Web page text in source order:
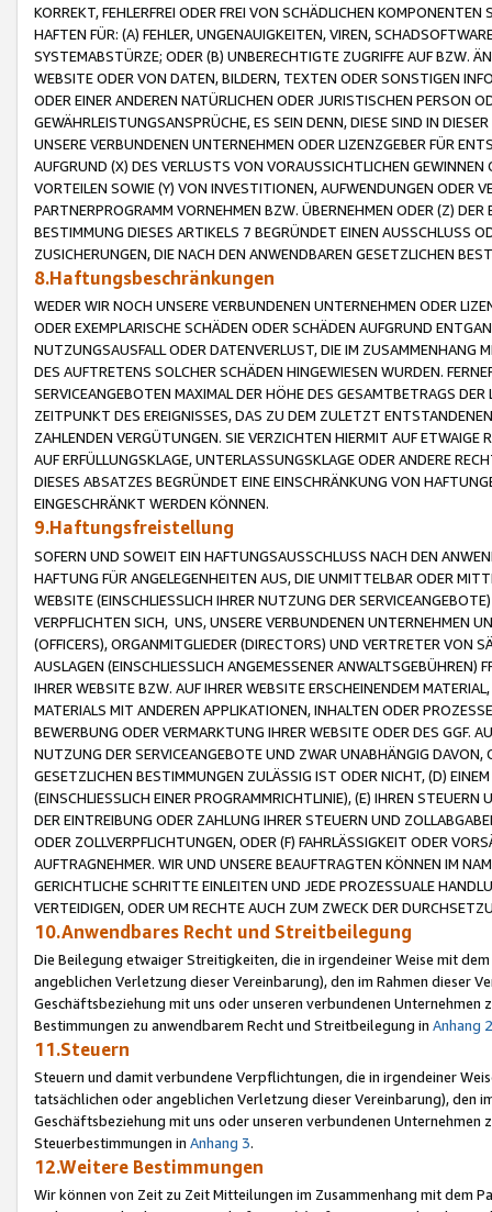
KORREKT, FEHLERFREI ODER FREI VON SCHÄDLICHEN
HAFTEN FÜR: (A) FEHLER, UNGENAUIGKEITEN, VIREN,
SYSTEMABSTÜRZE; ODER (B) UNBERECHTIGTE ZUGRIFFE AUF BZW.
WEBSITE ODER VON DATEN, BILDERN, TEXTEN ODER SONSTIGEN
ODER EINER ANDEREN NATÜRLICHEN ODER JURISTISCHEN PERSON
GEWÄHRLEISTUNGSANSPRÜCHE, ES SEIN DENN, DIESE SIND IN
UNSERE VERBUNDENEN UNTERNEHMEN ODER LIZENZGEBER FÜR
AUFGRUND (X) DES VERLUSTS VON VORAUSSICHTLICHEN
VORTEILEN SOWIE (Y) VON INVESTITIONEN, AUFWENDUNGEN ODER
PARTNERPROGRAMM VORNEHMEN BZW. ÜBERNEHMEN ODER (Z)
BESTIMMUNG DIESES ARTIKELS 7 BEGRÜNDET EINEN AUSSCHLUSS
ZUSICHERUNGEN, DIE NACH DEN ANWENDBAREN GESETZLICHEN
8.Haftungsbeschränkungen
WEDER WIR NOCH UNSERE VERBUNDENEN UNTERNEHMEN ODER
ODER EXEMPLARISCHE SCHÄDEN ODER SCHÄDEN AUFGRUND
NUTZUNGSAUSFALL ODER DATENVERLUST, DIE IM ZUSAMMENHANG
DES AUFTRETENS SOLCHER SCHÄDEN HINGEWIESEN WURDEN.
SERVICEANGEBOTEN MAXIMAL DER HÖHE DES GESAMTBETRAGS
ZEITPUNKT DES EREIGNISSES, DAS ZU DEM ZULETZT
ZAHLENDEN VERGÜTUNGEN. SIE VERZICHTEN HIERMIT AUF
AUF ERFÜLLUNGSKLAGE, UNTERLASSUNGSKLAGE ODER ANDERE
DIESES ABSATZES BEGRÜNDET EINE EINSCHRÄNKUNG VON
EINGESCHRÄNKT WERDEN KÖNNEN.
9.Haftungsfreistellung
SOFERN UND SOWEIT EIN HAFTUNGSAUSSCHLUSS NACH DEN
HAFTUNG FÜR ANGELEGENHEITEN AUS, DIE UNMITTELBAR ODER
WEBSITE (EINSCHLIESSLICH IHRER NUTZUNG DER
VERPFLICHTEN SICH, UNS, UNSERE VERBUNDENEN UNTERNEHMEN
(OFFICERS), ORGANMITGLIEDER (DIRECTORS) UND VERTRETER VON
AUSLAGEN (EINSCHLIESSLICH ANGEMESSENER
IHRER WEBSITE BZW. AUF IHRER WEBSITE ERSCHEINENDEM
MATERIALS MIT ANDEREN APPLIKATIONEN, INHALTEN ODER
BEWERBUNG ODER VERMARKTUNG IHRER WEBSITE ODER DES GGF.
NUTZUNG DER SERVICEANGEBOTE UND ZWAR UNABHÄNGIG
GESETZLICHEN BESTIMMUNGEN ZULÄSSIG IST ODER NICHT, (D)
(EINSCHLIESSLICH EINER PROGRAMMRICHTLINIE), (E) IHREN
DER EINTREIBUNG ODER ZAHLUNG IHRER STEUERN UND
ODER ZOLLVERPFLICHTUNGEN, ODER (F) FAHRLÄSSIGKEIT ODER
AUFTRAGNEHMER. WIR UND UNSERE BEAUFTRAGTEN KÖNNEN IM
GERICHTLICHE SCHRITTE EINLEITEN UND JEDE PROZESSUALE
VERTEIDIGEN, ODER UM RECHTE AUCH ZUM ZWECK DER
10.Anwendbares Recht und Streitbeilegung
Die Beilegung etwaiger Streitigkeiten, die in irgendeiner Weise mit
angeblichen Verletzung dieser Vereinbarung), den im Rahmen dieser
Geschäftsbeziehung mit uns oder unseren verbundenen
Bestimmungen zu anwendbarem Recht und Streitbeilegung in Anhang 2
11.Steuern
Steuern und damit verbundene Verpflichtungen, die in irgendeiner
tatsächlichen oder angeblichen Verletzung dieser Vereinbarung), den
Geschäftsbeziehung mit uns oder unseren verbundenen
Steuerbestimmungen in Anhang 3.
12.Weitere Bestimmungen
Wir können von Zeit zu Zeit Mitteilungen im Zusammenhang mit dem